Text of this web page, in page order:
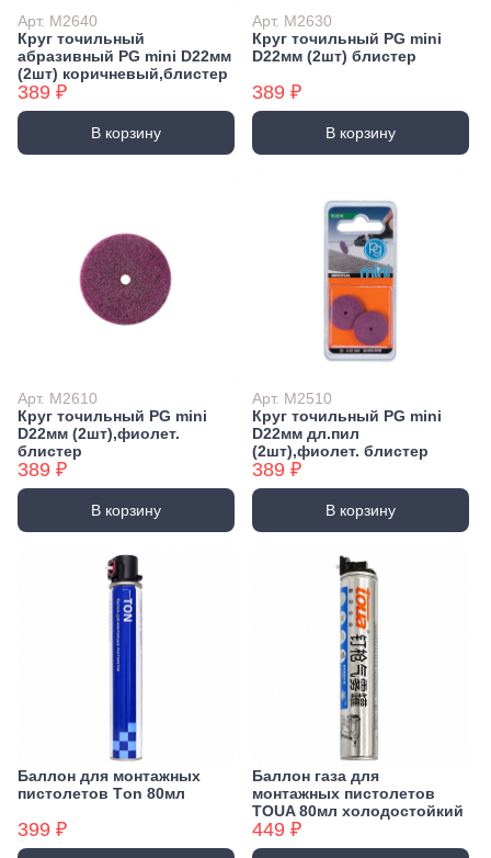
Арт. M2640
Круг точильный
абразивный PG mini D22мм
(2шт) коричневый,блистер
389 ₽
В корзину
Арт. M2630
Круг точильный PG mini
D22мм (2шт) блистер
389 ₽
В корзину
Арт. M2610
Круг точильный PG mini
D22мм (2шт),фиолет.
блистер
389 ₽
В корзину
Арт. M2510
Круг точильный PG mini
D22мм дл.пил
(2шт),фиолет. блистер
389 ₽
В корзину
Баллон для монтажных
пистолетов Тon 80мл
399 ₽
Баллон газа для
монтажных пистолетов
TOUA 80мл холодостойкий
449 ₽